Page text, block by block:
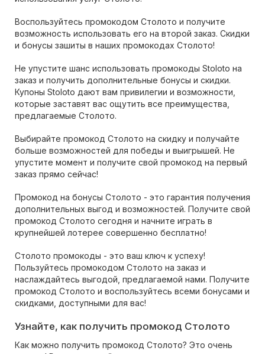
Воспользуйтесь промокодом Столото и получите
возможность использовать его на второй заказ. Скидки
и бонусы зашиты в наших промокодах Столото!
Не упустите шанс использовать промокоды Stoloto на
заказ и получить дополнительные бонусы и скидки.
Купоны Stoloto дают вам привилегии и возможности,
которые заставят вас ощутить все преимущества,
предлагаемые Столото.
Выбирайте промокод Столото на скидку и получайте
больше возможностей для победы и выигрышей. Не
упустите момент и получите свой промокод на первый
заказ прямо сейчас!
Промокод на бонусы Столото - это гарантия получения
дополнительных выгод и возможностей. Получите свой
промокод Столото сегодня и начните играть в
крупнейшей лотерее совершенно бесплатно!
Столото промокоды - это ваш ключ к успеху!
Пользуйтесь промокодом Столото на заказ и
наслаждайтесь выгодой, предлагаемой нами. Получите
промокод Столото и воспользуйтесь всеми бонусами и
скидками, доступными для вас!
Узнайте, как получить промокод Столото
Как можно получить промокод Столото? Это очень